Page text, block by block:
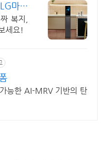
마이
복지,
세요!
능한 AI-MRV 기반의 탄